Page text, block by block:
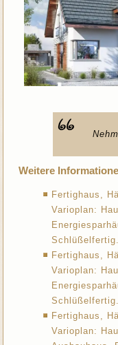
Weitere
Fertighaus,
Varioplan:
Schlüßelfertig.
Fertighaus,
Varioplan:
Schlüßelfertig.
Fertighaus,
Varioplan: